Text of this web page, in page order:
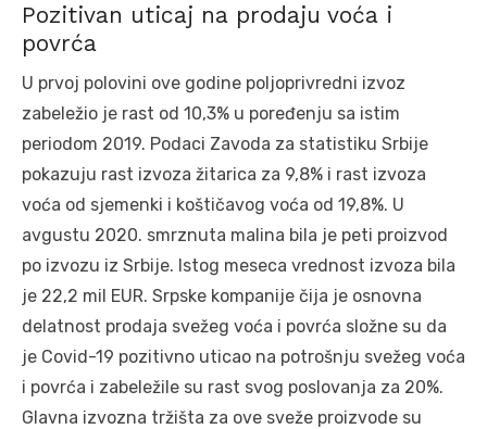
Pozitivan uticaj na prodaju voća i
povrća
U prvoj polovini ove godine poljoprivredni izvoz
zabeležio je rast od 10,3% u poređenju sa istim
periodom 2019. Podaci Zavoda za statistiku Srbije
pokazuju rast izvoza žitarica za 9,8% i rast izvoza
voća od sjemenki i koštičavog voća od 19,8%. U
avgustu 2020. smrznuta malina bila je peti proizvod
po izvozu iz Srbije. Istog meseca vrednost izvoza bila
je 22,2 mil EUR. Srpske kompanije čija je osnovna
delatnost prodaja svežeg voća i povrća složne su da
je Covid-19 pozitivno uticao na potrošnju svežeg voća
i povrća i zabeležile su rast svog poslovanja za 20%.
Glavna izvozna tržišta za ove sveže proizvode su